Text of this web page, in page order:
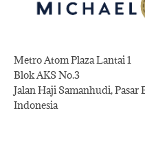
Metro Atom Plaza Lantai 1
Blok AKS No.3
Jalan Haji Samanhudi, Pasar
Indonesia